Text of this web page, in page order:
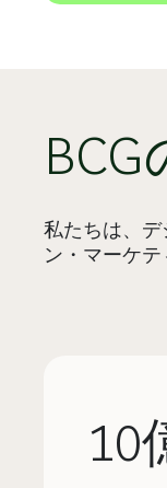
私たちは、
ン・マーケ
10